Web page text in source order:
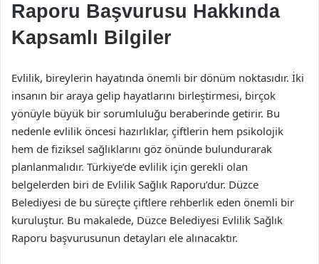
Raporu Başvurusu Hakkında
Kapsamlı Bilgiler
Evlilik, bireylerin hayatında önemli bir dönüm noktasıdır. İki
insanın bir araya gelip hayatlarını birleştirmesi, birçok
yönüyle büyük bir sorumluluğu beraberinde getirir. Bu
nedenle evlilik öncesi hazırlıklar, çiftlerin hem psikolojik
hem de fiziksel sağlıklarını göz önünde bulundurarak
planlanmalıdır. Türkiye’de evlilik için gerekli olan
belgelerden biri de Evlilik Sağlık Raporu’dur. Düzce
Belediyesi de bu süreçte çiftlere rehberlik eden önemli bir
kuruluştur. Bu makalede, Düzce Belediyesi Evlilik Sağlık
Raporu başvurusunun detayları ele alınacaktır.